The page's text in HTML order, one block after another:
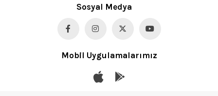
Sosyal Medya
Mobil Uygulamalarımız